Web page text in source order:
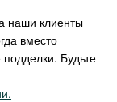
наши клиенты
вместо
Будьте